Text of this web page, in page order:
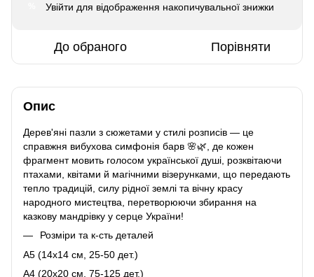
Увійти для відображення накопичувальної знижки
До обраного Порівняти
Опис
Дерев'яні пазли з сюжетами у стилі розписів — це
справжня вибухова симфонія барв 🌸🌿, де кожен
фрагмент мовить голосом української душі, розквітаючи
птахами, квітами й магічними візерунками, що передають
тепло традицій, силу рідної землі та вічну красу
народного мистецтва, перетворюючи збирання на
казкову мандрівку у серце України!
Розміри та к-сть деталей
A5 (14х14 см, 25-50 дет.)
A4 (20х20 см, 75-125 дет.)